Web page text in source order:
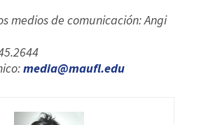
medios de comunicación: Angi
media@maufl.edu